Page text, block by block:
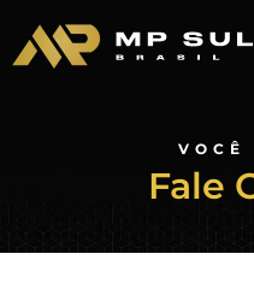
VOCÊ
Fale